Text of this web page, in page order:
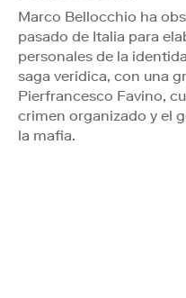
Marco Bellocchio ha
pasado de Italia para
personales de la
saga verídica, con una
Pierfrancesco Favino,
crimen organizado y el
la mafia.